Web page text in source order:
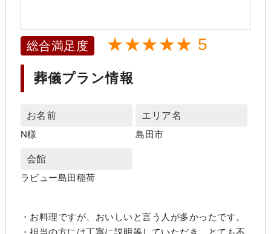
総合満足度 ★★★★★ 5
葬儀プラン情報
お名前
N様
エリア名
島田市
会館
ラビュー島田稲荷
・お料理ですが、おいしいと言う人が多かったです。